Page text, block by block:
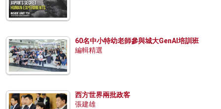
60名中小特幼老師參與城大GenAI培訓班
編輯精選
西方世界兩批政客
張建雄